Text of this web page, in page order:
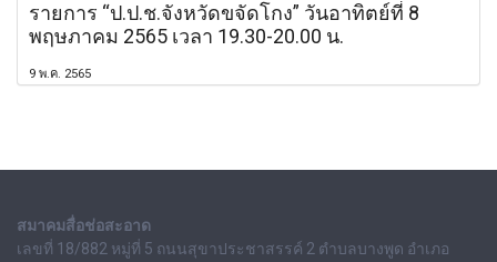
รายการ “ป.ป.ช.จังหวัดขจัดโกง” วันอาทิตย์ที่ 8
พฤษภาคม 2565 เวลา 19.30-20.00 น.
9 พ.ค. 2565
สมาคมสื่อช่อสะอาด
เลขที่ 18/882 หมู่ที่ 5 ถนนสุขาประชาสรรค์ 2 ตำบลบางพูด อำเภอ